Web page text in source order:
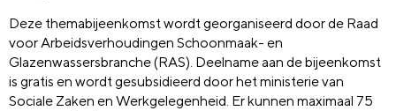
Deze themabijeenkomst wordt georganiseerd door de Raad
voor Arbeidsverhoudingen Schoonmaak- en
Glazenwassersbranche (RAS). Deelname aan de bijeenkomst
is gratis en wordt gesubsidieerd door het ministerie van
Sociale Zaken en Werkgelegenheid. Er kunnen maximaal 75